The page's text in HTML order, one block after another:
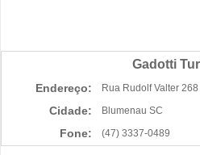
Gadotti
Endereço: Rua Rudolf Valter
Cidade: Blumenau SC
Fone: (47) 3337-0489